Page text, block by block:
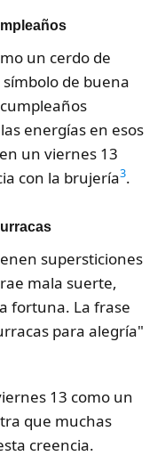
un cerdo de
de buena
energías en esos
un viernes 13
con la brujería3.
supersticiones
mala suerte,
fortuna. La frase
para alegría"
13 como un
que muchas
creencia.